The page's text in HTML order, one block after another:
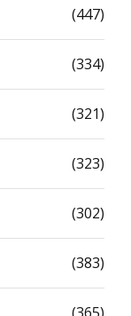
(447)
(334)
(321)
(323)
(302)
(383)